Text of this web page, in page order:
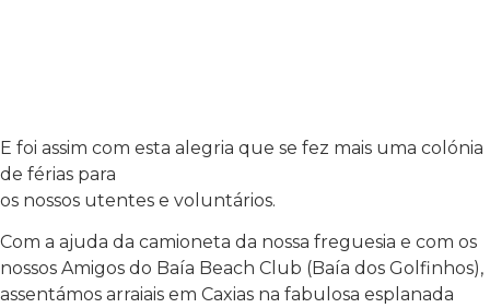
E foi assim com esta alegria que se fez mais uma colónia
de férias para
os nossos utentes e voluntários.
Com a ajuda da camioneta da nossa freguesia e com os
nossos Amigos do Baía Beach Club (Baía dos Golfinhos),
assentámos arraiais em Caxias na fabulosa esplanada